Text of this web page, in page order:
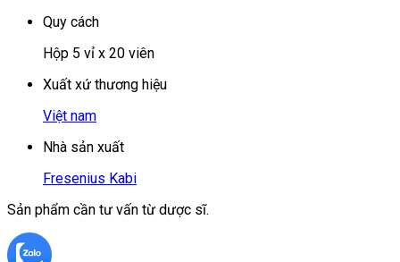
Quy cách
Hộp 5 vỉ x 20 viên
Xuất xứ thương hiệu
Việt nam
Nhà sản xuất
Fresenius Kabi
Sản phẩm cần tư vấn từ dược sĩ.